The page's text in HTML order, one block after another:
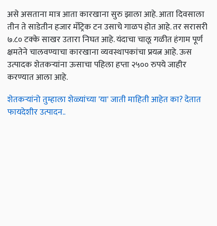
असे असताना मात्र आता कारखाना सुरु झाला आहे. आता दिवसाला
तीन ते साडेतीन हजार मॅट्रिक टन उसाचे गाळप होत आहे. तर सरासरी
७.८० टक्के साखर उतारा निघत आहे. यंदाचा चालू गळीत हंगाम पूर्ण
क्षमतेने चालवण्याचा कारखाना व्यवस्थापकांचा प्रयत्न आहे. ऊस
उत्पादक शेतकऱ्यांना ऊसाचा पहिला हप्ता २५०० रुपये जाहीर
करण्यात आला आहे.
शेतकऱ्यांनो तुम्हाला शेळ्यांच्या 'या' जाती माहिती आहेत का? देतात
फायदेशीर उत्पादन..